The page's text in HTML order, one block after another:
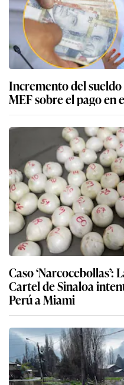
Incremento del
MEF sobre el pago en
Caso
Cartel de Sinaloa
Perú a Miami